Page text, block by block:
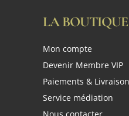
LA BOUTIQUE
Mon compte
Devenir Membre VIP
Paiements &
Service médiation